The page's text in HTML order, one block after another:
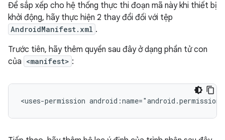
Để sắp xếp cho hệ thống thực thi đoạn mã này khi thiết bị
khởi động, hãy thực hiện 2 thay đổi đối với tệp
AndroidManifest.xml .
Trước tiên, hãy thêm quyền sau đây ở dạng phần tử con
của <manifest> :
<uses-permission